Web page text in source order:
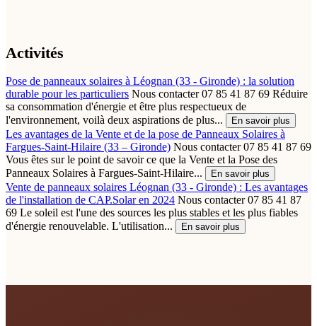
Activités
Pose de panneaux solaires à Léognan (33 - Gironde) : la solution
durable pour les particuliers Nous contacter 07 85 41 87 69 Réduire
sa consommation d'énergie et être plus respectueux de
l'environnement, voilà deux aspirations de plus...
En savoir plus
Les avantages de la Vente et de la pose de Panneaux Solaires à
Fargues-Saint-Hilaire (33 – Gironde) Nous contacter 07 85 41 87 69
Vous êtes sur le point de savoir ce que la Vente et la Pose des
Panneaux Solaires à Fargues-Saint-Hilaire...
En savoir plus
Vente de panneaux solaires Léognan (33 - Gironde) : Les avantages
de l'installation de CAP.Solar en 2024 Nous contacter 07 85 41 87
69 Le soleil est l'une des sources les plus stables et les plus fiables
d'énergie renouvelable. L'utilisation...
En savoir plus